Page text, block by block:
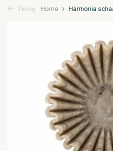
Terug Home Harmonia